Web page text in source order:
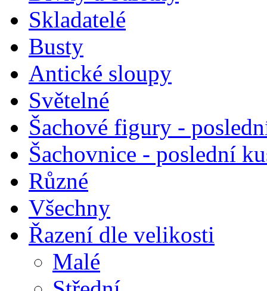
Skladatelé
Busty
Antické sloupy
Světelné
Šachové figury -
Šachovnice - poslední
Různé
Všechny
Řazení dle velikosti
Malé